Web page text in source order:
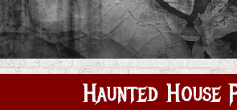
Haunted House